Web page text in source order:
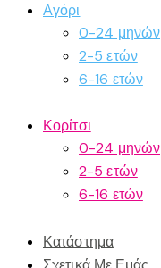
Αγόρι
0-24 μηνών
2-5 ετών
6-16 ετών
Κορίτσι
0-24 μηνών
2-5 ετών
6-16 ετών
Κατάστημα
Σχετικά Με Εμάς